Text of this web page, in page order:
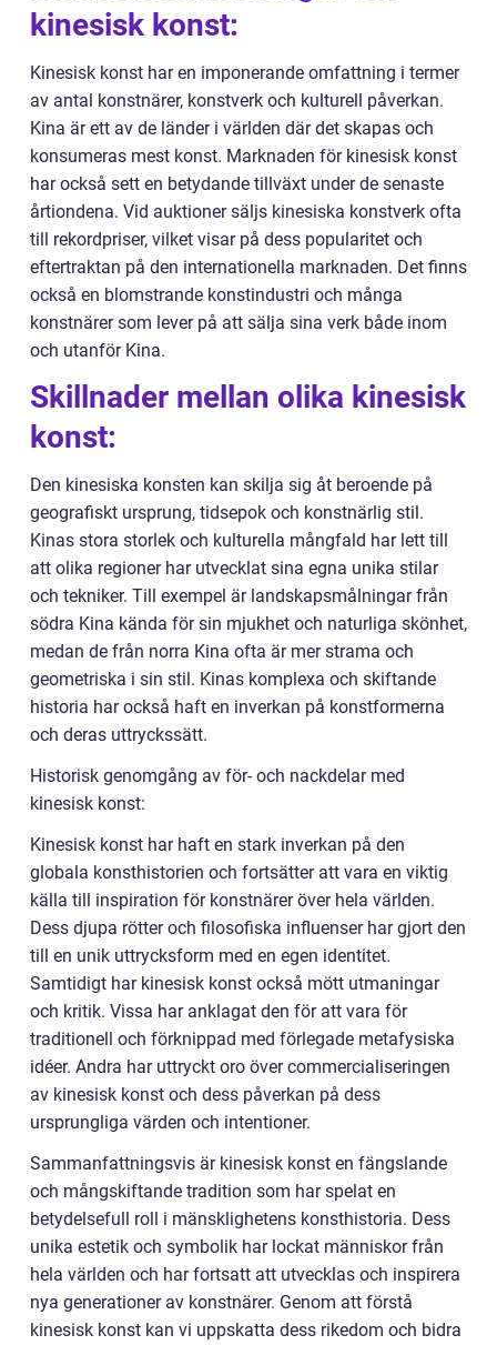
kinesisk konst:
Kinesisk konst har en imponerande omfattning i termer
av antal konstnärer, konstverk och kulturell påverkan.
Kina är ett av de länder i världen där det skapas och
konsumeras mest konst. Marknaden för kinesisk konst
har också sett en betydande tillväxt under de senaste
årtiondena. Vid auktioner säljs kinesiska konstverk ofta
till rekordpriser, vilket visar på dess popularitet och
eftertraktan på den internationella marknaden. Det finns
också en blomstrande konstindustri och många
konstnärer som lever på att sälja sina verk både inom
och utanför Kina.
Skillnader mellan olika kinesisk
konst:
Den kinesiska konsten kan skilja sig åt beroende på
geografiskt ursprung, tidsepok och konstnärlig stil.
Kinas stora storlek och kulturella mångfald har lett till
att olika regioner har utvecklat sina egna unika stilar
och tekniker. Till exempel är landskapsmålningar från
södra Kina kända för sin mjukhet och naturliga skönhet,
medan de från norra Kina ofta är mer strama och
geometriska i sin stil. Kinas komplexa och skiftande
historia har också haft en inverkan på konstformerna
och deras uttryckssätt.
Historisk genomgång av för- och nackdelar med
kinesisk konst:
Kinesisk konst har haft en stark inverkan på den
globala konsthistorien och fortsätter att vara en viktig
källa till inspiration för konstnärer över hela världen.
Dess djupa rötter och filosofiska influenser har gjort den
till en unik uttrycksform med en egen identitet.
Samtidigt har kinesisk konst också mött utmaningar
och kritik. Vissa har anklagat den för att vara för
traditionell och förknippad med förlegade metafysiska
idéer. Andra har uttryckt oro över commercialiseringen
av kinesisk konst och dess påverkan på dess
ursprungliga värden och intentioner.
Sammanfattningsvis är kinesisk konst en fängslande
och mångskiftande tradition som har spelat en
betydelsefull roll i mänsklighetens konsthistoria. Dess
unika estetik och symbolik har lockat människor från
hela världen och har fortsatt att utvecklas och inspirera
nya generationer av konstnärer. Genom att förstå
kinesisk konst kan vi uppskatta dess rikedom och bidra